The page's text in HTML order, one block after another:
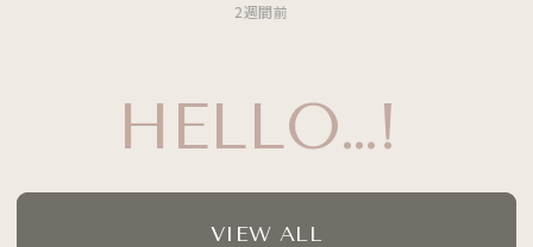
HELLO…!
2週間前
VIEW ALL